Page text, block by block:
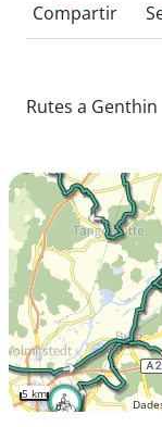
Compartir
Rutes a Genthin
5 km